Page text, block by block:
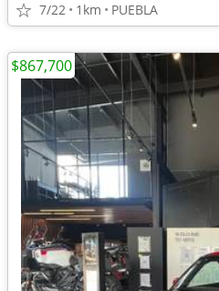
7/22 1km PUEBLA
$867,700